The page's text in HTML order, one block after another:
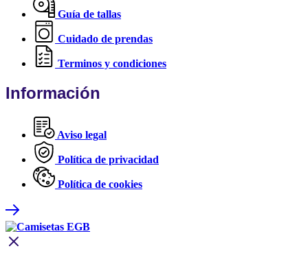
Guía de tallas
Cuidado de prendas
Terminos y condiciones
Información
Aviso legal
Política de privacidad
Política de cookies